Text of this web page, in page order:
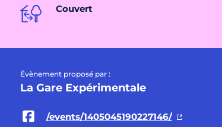
Couvert
Évènement proposé par :
La Gare Expérimentale
/events/1405045190227146/